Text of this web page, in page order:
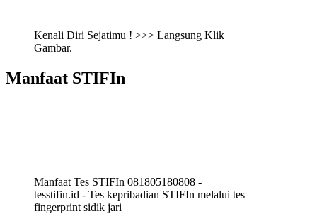
Kenali Diri Sejatimu ! >>> Langsung Klik
Gambar.
Manfaat STIFIn
Manfaat Tes STIFIn 081805180808 -
tesstifin.id - Tes kepribadian STIFIn melalui tes
fingerprint sidik jari